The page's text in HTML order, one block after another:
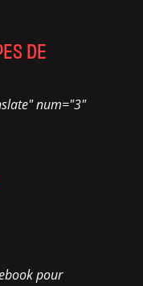
DE
num="3"
pour